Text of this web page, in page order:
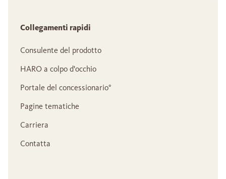
Collegamenti rapidi
Consulente del prodotto
HARO a colpo d'occhio
Portale del concessionario°
Pagine tematiche
Carriera
Contatta